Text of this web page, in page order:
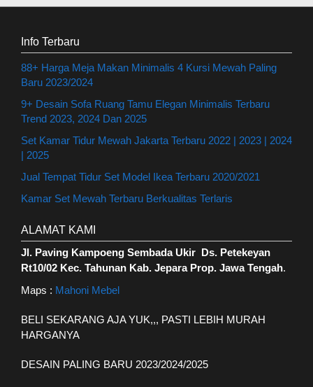
Info Terbaru
88+ Harga Meja Makan Minimalis 4 Kursi Mewah Paling
Baru 2023/2024
9+ Desain Sofa Ruang Tamu Elegan Minimalis Terbaru
Trend 2023, 2024 Dan 2025
Set Kamar Tidur Mewah Jakarta Terbaru 2022 | 2023 | 2024
| 2025
Jual Tempat Tidur Set Model Ikea Terbaru 2020/2021
Kamar Set Mewah Terbaru Berkualitas Terlaris
ALAMAT KAMI
Jl. Paving Kampoeng Sembada Ukir Ds. Petekeyan
Rt10/02 Kec. Tahunan Kab. Jepara Prop. Jawa Tengah.
Maps : Mahoni Mebel
BELI SEKARANG AJA YUK,,, PASTI LEBIH MURAH
HARGANYA
DESAIN PALING BARU 2023/2024/2025